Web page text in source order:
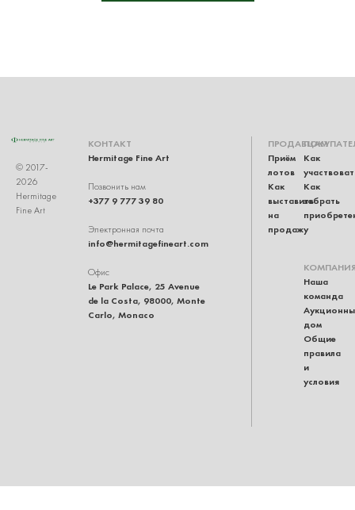
© 2017-
2026
Hermitage
Fine Art
КОНТАКТ
Hermitage Fine Art
Позвонить нам
+377 9 777 39 80
Электронная почта
info@hermitagefineart.com
Офис
Le Park Palace, 25 Avenue
de la Costa, 98000, Monte
Carlo, Monaco
ПРОДАВЦАМ
Приём
лотов
Как
выставить
на
продажу
Как
Как
забрать
Наша
команда
дом
Общие
правила
и
условия